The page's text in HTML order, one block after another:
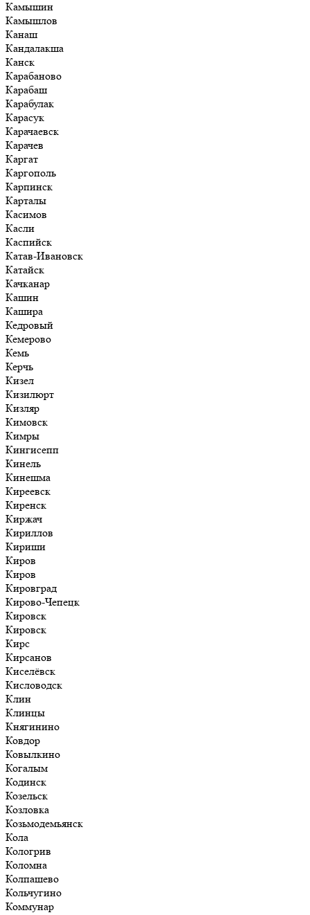
Камышин
Камышлов
Канаш
Кандалакша
Канск
Карабаново
Карабаш
Карабулак
Карасук
Карачаевск
Карачев
Каргат
Каргополь
Карпинск
Карталы
Касимов
Касли
Каспийск
Катав-Ивановск
Катайск
Качканар
Кашин
Кашира
Кедровый
Кемерово
Кемь
Керчь
Кизел
Кизилюрт
Кизляр
Кимовск
Кимры
Кингисепп
Кинель
Кинешма
Киреевск
Киренск
Киржач
Кириллов
Кириши
Киров
Киров
Кировград
Кирово-Чепецк
Кировск
Кировск
Кирс
Кирсанов
Киселёвск
Кисловодск
Клин
Клинцы
Княгинино
Ковдор
Ковылкино
Когалым
Кодинск
Козельск
Козловка
Козьмодемьянск
Кола
Кологрив
Коломна
Колпашево
Кольчугино
Коммунар